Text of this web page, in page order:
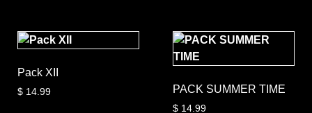
Pack XII
$ 14.99 PACK SUMMER TIME
$14.99